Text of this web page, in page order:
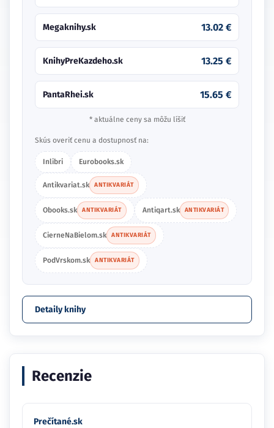
Megaknihy.sk 13.02 €
KnihyPreKazdeho.sk 13.25 €
PantaRhei.sk 15.65 €
* aktuálne ceny sa môžu líšiť
Skús overiť cenu a dostupnosť na:
Inlibri Eurobooks.sk
Antikvariat.sk ANTIKVARIÁT
Obooks.sk ANTIKVARIÁT Antiqart.sk ANTIKVARIÁT
CierneNaBielom.sk ANTIKVARIÁT
PodVrskom.sk ANTIKVARIÁT
Detaily knihy
Recenzie
Prečítané.sk